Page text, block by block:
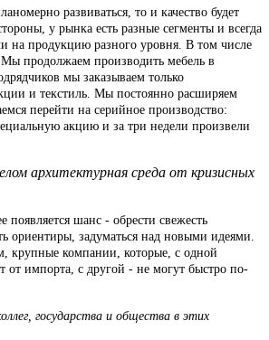
развиваться, то и качество будет
у рынка есть разные сегменты и всегда
на продукцию разного уровня. В том числе
продолжаем производить мебель в
мы заказываем только
и текстиль. Мы постоянно расширяем
перейти на серийное производство:
акцию и за три недели произвели
архитектурная среда от кризисных
появляется шанс - обрести свежесть
ориентиры, задуматься над новыми идеями.
крупные компании, которые, с одной
от импорта, с другой - не могут быстро по-
государства и общества в этих